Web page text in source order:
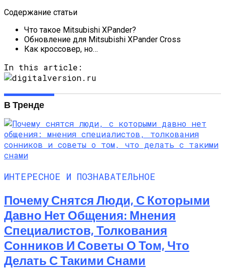
Содержание статьи
Что такое Mitsubishi XPander?
Обновление для Mitsubishi XPander Cross
Как кроссовер, но…
In this article:
В Тренде
ИНТЕРЕСНОЕ И ПОЗНАВАТЕЛЬНОЕ
Почему Снятся Люди, С Которыми
Давно Нет Общения: Мнения
Специалистов, Толкования
Сонников И Советы О Том, Что
Делать С Такими Снами